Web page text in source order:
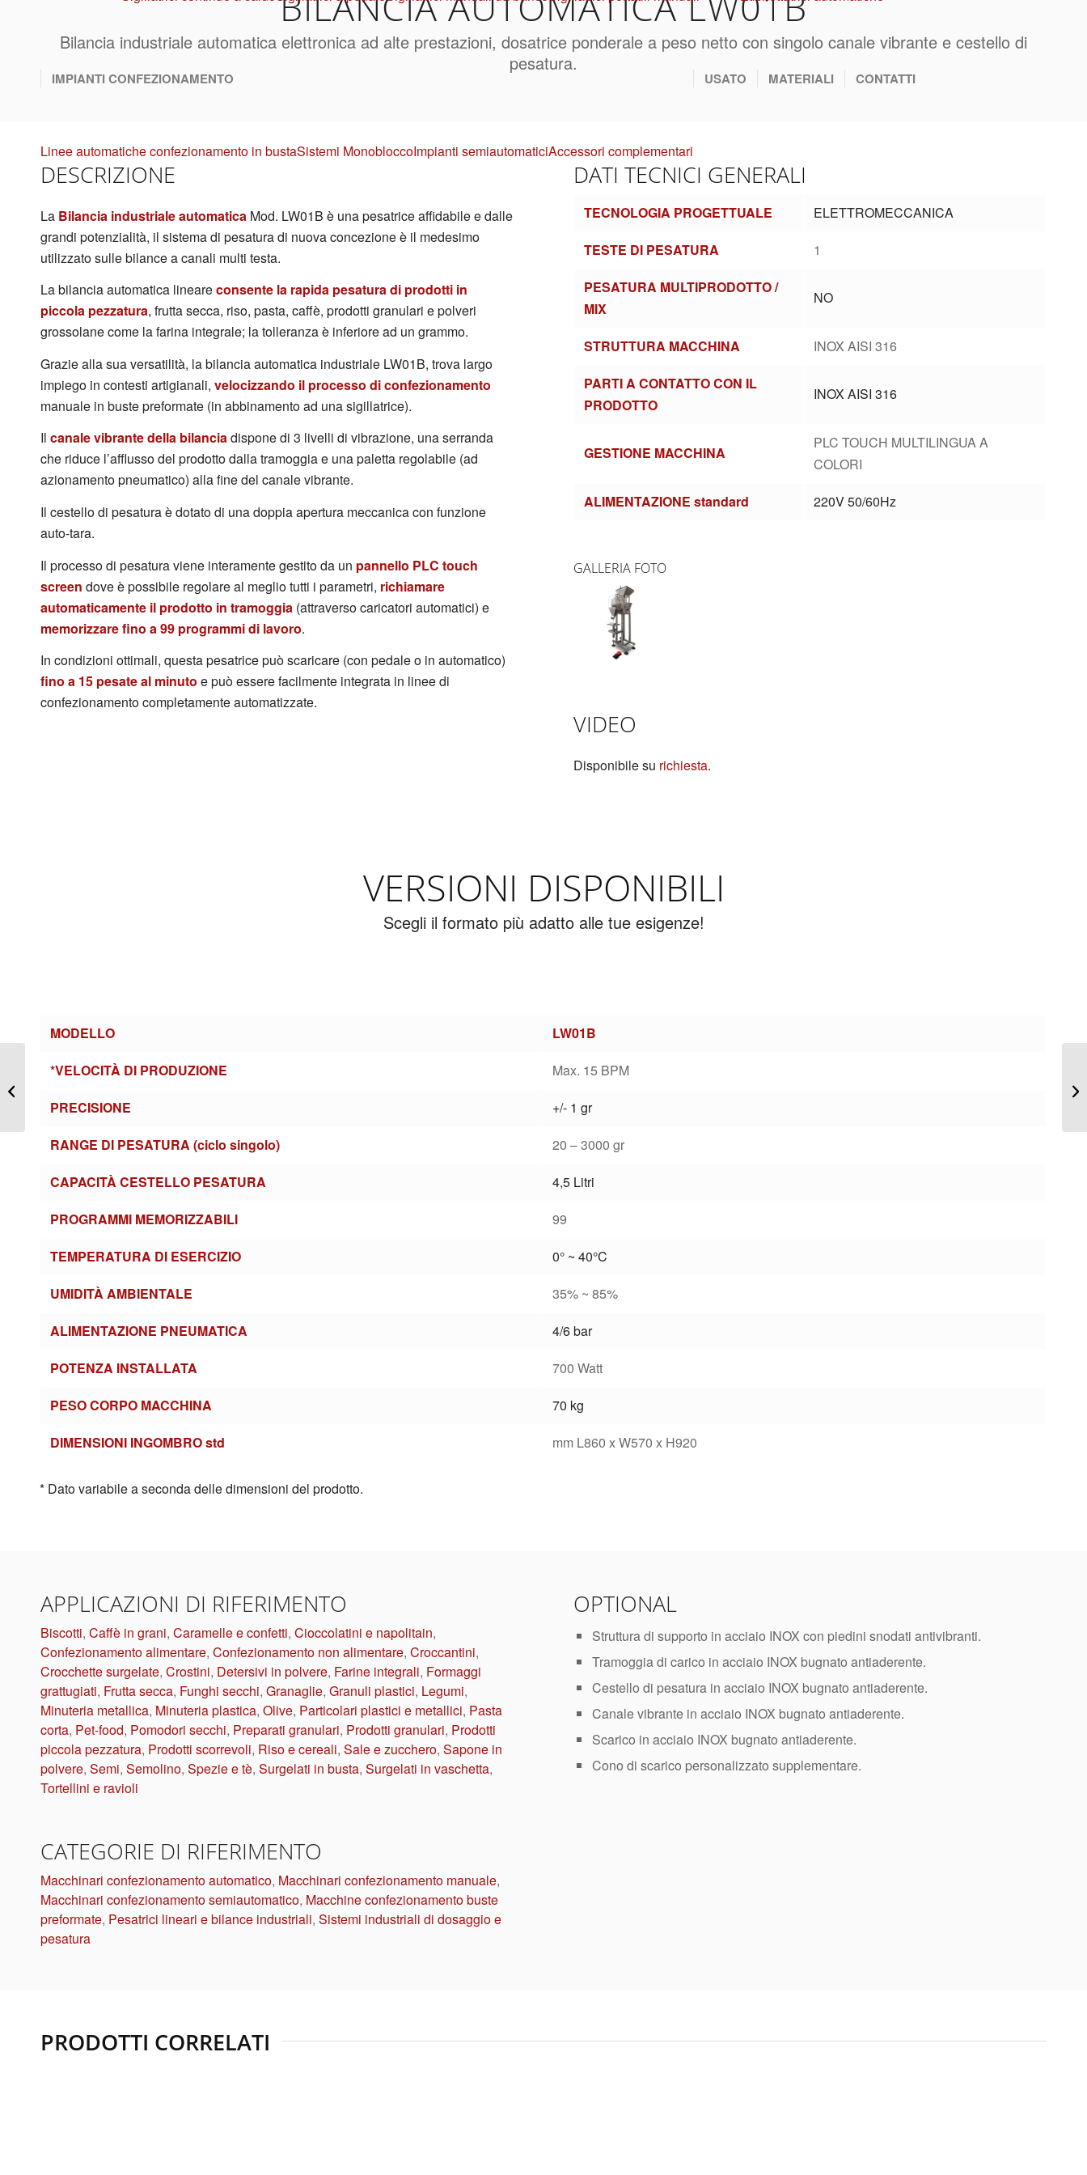
IMPIANTI CONFEZIONAMENTO
Linee automatiche confezionamento in bustaSistemi MonobloccoImpianti semiautomaticiAccessori complementari
USATO MATERIALI CONTATTI
Bilancia industriale automatica elettronica ad alte prestazioni, dosatrice ponderale a peso netto con singolo canale vibrante e cestello di
pesatura.
DESCRIZIONE
La Bilancia industriale automatica Mod. LW01B è una pesatrice affidabile e dalle
grandi potenzialità, il sistema di pesatura di nuova concezione è il medesimo
utilizzato sulle bilance a canali multi testa.
La bilancia automatica lineareconsente la rapida pesatura di prodotti in
piccola pezzatura, frutta secca, riso, pasta, caffè, prodotti granulari e polveri
grossolane come la farina integrale; la tolleranza è inferiore ad un grammo.
Grazie alla sua versatilità, la bilancia automatica industriale LW01B, trova largo
impiego in contesti artigianali, velocizzando il processo di confezionamento
manuale in buste preformate (in abbinamento ad una sigillatrice).
Il canale vibrante della bilanciadispone di 3 livelli di vibrazione, una serranda
che riduce l’afflusso del prodotto dalla tramoggia e una paletta regolabile (ad
azionamento pneumatico) alla fine del canale vibrante.
Il cestello di pesatura è dotato di una doppia apertura meccanica con funzione
auto-tara.
Il processo di pesatura viene interamente gestito da un pannello PLC touch
screen dove è possibile regolare al meglio tutti i parametri, richiamare
automaticamente il prodotto in tramoggia (attraverso caricatori automatici) e
memorizzare fino a 99 programmi di lavoro.
In condizioni ottimali, questa pesatrice può scaricare (con pedale o in automatico)
fino a 15 pesate al minuto e può essere facilmente integrata in linee di
confezionamento completamente automatizzate.
DATI TECNICI GENERALI
TECNOLOGIA PROGETTUALE
ELETTROMECCANICA
TESTE DI PESATURA
1
PESATURA MULTIPRODOTTO /
MIX
NO
STRUTTURA MACCHINA
INOX AISI 316
PARTI A CONTATTO CON IL
PRODOTTO
INOX AISI 316
GESTIONE MACCHINA
PLC TOUCH MULTILINGUA A
COLORI
ALIMENTAZIONE standard 220V 50/60Hz
GALLERIA FOTO
VIDEO
Disponibile su richiesta.
VERSIONI DISPONIBILI
Scegli il formato più adatto alle tue esigenze!
MODELLO
LW01B
*VELOCITÀ DI PRODUZIONE
Max. 15 BPM
PRECISIONE
+/- 1 gr
RANGE DI PESATURA (ciclo singolo)
20 – 3000 gr
CAPACITÀ CESTELLO PESATURA
4,5 Litri
PROGRAMMI MEMORIZZABILI
99
TEMPERATURA DI ESERCIZIO
0° ~ 40°C
UMIDITÀ AMBIENTALE
35% ~ 85%
ALIMENTAZIONE PNEUMATICA
4/6 bar
POTENZA INSTALLATA
700 Watt
PESO CORPO MACCHINA
70 kg
DIMENSIONI INGOMBROstd mm L860 x W570 x H920
* Dato variabile a seconda delle dimensioni del prodotto.
APPLICAZIONI DI RIFERIMENTO
Biscotti, Caffè in grani, Caramelle e confetti, Cioccolatini e napolitain,
Confezionamento alimentare, Confezionamento non alimentare, Croccantini,
Crocchette surgelate, Crostini, Detersivi in polvere, Farine integrali, Formaggi
grattugiati, Frutta secca, Funghi secchi, Granaglie, Granuli plastici, Legumi,
Minuteria metallica, Minuteria plastica, Olive, Particolari plastici e metallici, Pasta
corta, Pet-food, Pomodori secchi, Preparati granulari, Prodotti granulari, Prodotti
piccola pezzatura, Prodotti scorrevoli, Riso e cereali, Sale e zucchero, Sapone in
polvere, Semi, Semolino, Spezie e tè, Surgelati in busta, Surgelati in vaschetta,
Tortellini e ravioli
CATEGORIE DI RIFERIMENTO
Macchinari confezionamento automatico, Macchinari confezionamento manuale,
Macchinari confezionamento semiautomatico, Macchine confezionamento buste
preformate, Pesatrici lineari e bilance industriali, Sistemi industriali di dosaggio e
pesatura
OPTIONAL
Struttura di supporto in acciaio INOX con piedini snodati antivibranti.
Tramoggia di carico in acciaio INOX bugnato antiaderente.
Cestello di pesatura in acciaio INOX bugnato antiaderente.
Canale vibrante in acciaio INOX bugnato antiaderente.
Scarico in acciaio INOX bugnato antiaderente.
Cono di scarico personalizzato supplementare.
PRODOTTI CORRELATI
Bilance industriali
automatiche a canali
LW02